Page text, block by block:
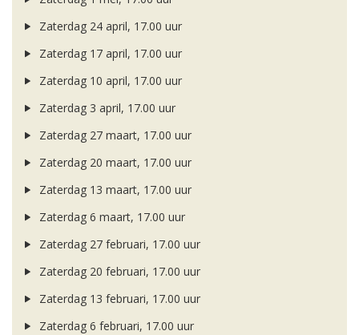
Zaterdag 24 april, 17.00 uur
Zaterdag 17 april, 17.00 uur
Zaterdag 10 april, 17.00 uur
Zaterdag 3 april, 17.00 uur
Zaterdag 27 maart, 17.00 uur
Zaterdag 20 maart, 17.00 uur
Zaterdag 13 maart, 17.00 uur
Zaterdag 6 maart, 17.00 uur
Zaterdag 27 februari, 17.00 uur
Zaterdag 20 februari, 17.00 uur
Zaterdag 13 februari, 17.00 uur
Zaterdag 6 februari, 17.00 uur